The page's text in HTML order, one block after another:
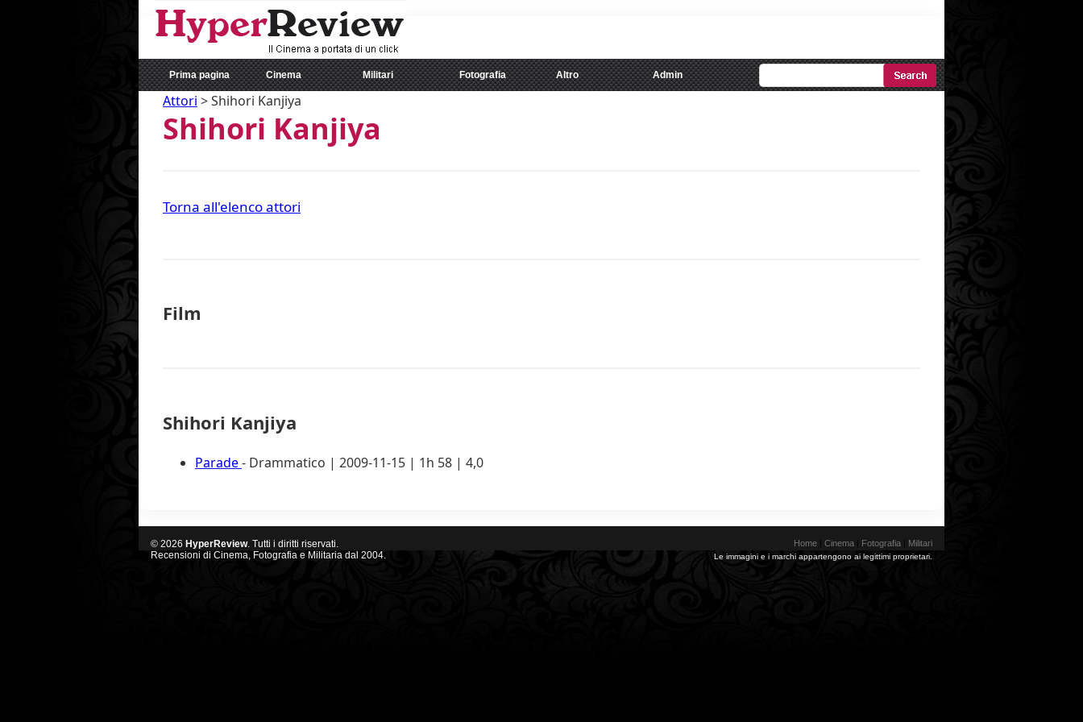
Prima pagina Cinema Militari Fotografia Altro Admin
Attori >Shihori Kanjiya
Shihori Kanjiya
Torna all'elenco attori
Film
Shihori Kanjiya
Parade- Drammatico | 2009-11-15 | 1h 58 | 4,0
© 2026 HyperReview. Tutti i diritti riservati.
Recensioni di Cinema, Fotografia e Militaria dal 2004.
Home Cinema Fotografia Militari
Le immagini e i marchi appartengono ai legittimi proprietari.